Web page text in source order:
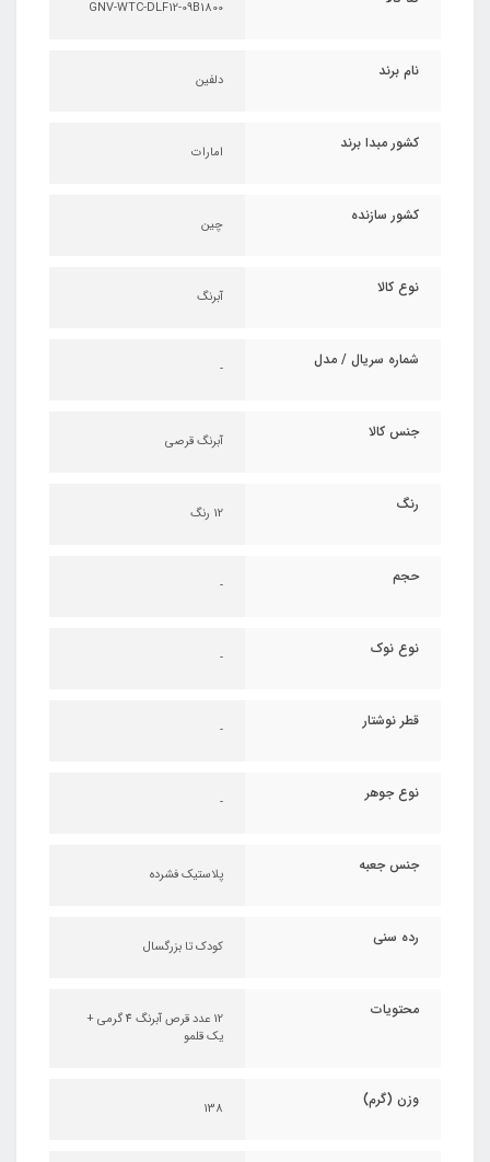
GNV-WTC-DLF12-09B1800
نام برند دلفین
کشور مبدا برند امارات
کشور سازنده چین
نوع کالا آبرنگ
شماره سریال / مدل -
جنس کالا آبرنگ قرصی
رنگ 12 رنگ
حجم -
نوع نوک -
قطر نوشتار -
نوع جوهر -
جنس جعبه پلاستیک فشرده
رده سنی کودک تا بزرگسال
محتویات
12 عدد قرص آبرنگ 4 گرمی +
یک قلمو
وزن (گرم) 138